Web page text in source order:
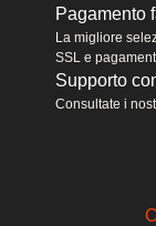
Pagamento
La migliore
SSL e
Supporto
Consultate i